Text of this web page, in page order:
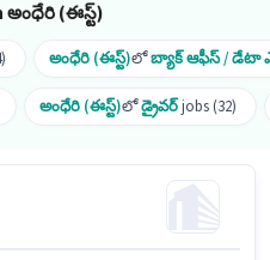
అంధేరి (ఈస్ట్)
అంధేరి (ఈస్ట్)లోబ్యాక్ ఆఫీస్ / డేటా
అంధేరి (ఈస్ట్)లోడ్రైవర్jobs (32)